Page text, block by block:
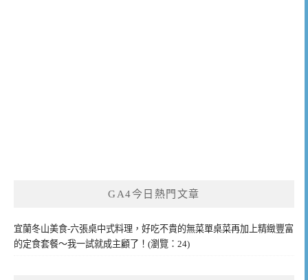
GA4今日熱門文章
宜蘭冬山美食-六張桌中式料理，好吃不貴的無菜單桌菜再加上精緻豐富
的定食套餐～我一試就成主顧了！(瀏覽：24)